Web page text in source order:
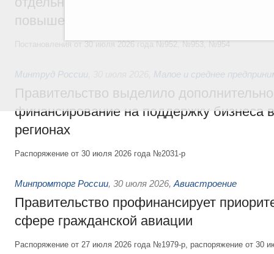
повышения доступности нефтепродуктов
Постановления от 30 июля 2026 года №952, №953, №954
Минтруд России Малое и среднее
Правительство выделило
финансирование на поддержку бизнеса
регионах
Распоряжение от 30 июля 2026 года №2031-р
Минпромторг России, 30 июля 2026, Авиастроение
Правительство профинансирует
сфере гражданской авиации
Распоряжение от 27 июля 2026 года №1979-р, распоряжение от 30